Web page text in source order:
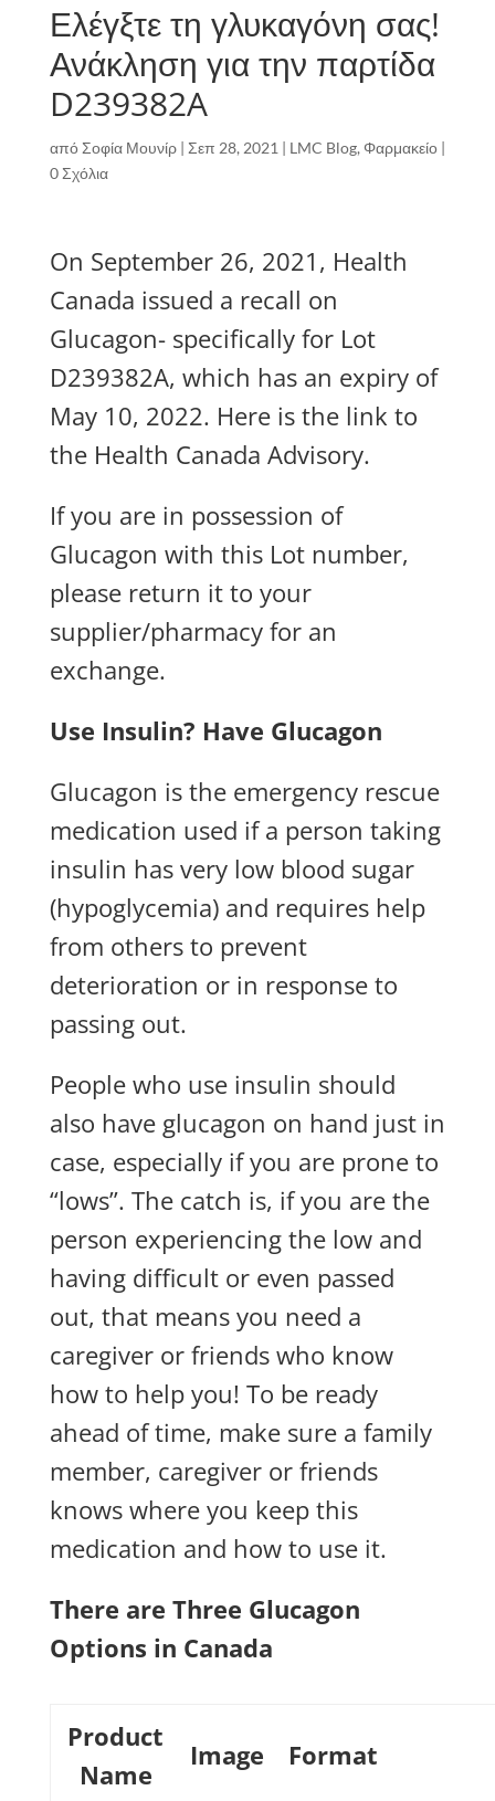
Ελέγξτε τη γλυκαγόνη σας!
Ανάκληση για την παρτίδα
D239382A
από Σοφία Μουνίρ| Σεπ 28, 2021 | LMC Blog, Φαρμακείο|
0 Σχόλια
On September 26, 2021, Health
Canada issued a recall on
Glucagon- specifically for Lot
D239382A, which has an expiry of
May 10, 2022. Here is the link to
the Health Canada Advisory.
If you are in possession of
Glucagon with this Lot number,
please return it to your
supplier/pharmacy for an
exchange.
Use Insulin? Have Glucagon
Glucagon is the emergency rescue
medication used if a person taking
insulin has very low blood sugar
(hypoglycemia) and requires help
from others to prevent
deterioration or in response to
passing out.
People who use insulin should
also have glucagon on hand just in
case, especially if you are prone to
“lows”. The catch is, if you are the
person experiencing the low and
having difficult or even passed
out, that means you need a
caregiver or friends who know
how to help you! To be ready
ahead of time, make sure a family
member, caregiver or friends
knows where you keep this
medication and how to use it.
There are Three Glucagon
Options in Canada
Product
Name
Image Format